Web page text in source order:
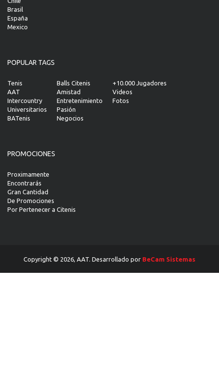
Brasil
España
Mexico
POPULAR TAGS
Tenis
AAT
Intercountry
Universitarios
BATenis
Balls Citenis
Amistad
Entretenimiento
Pasión
Negocios
+10.000 Jugadores
Videos
Fotos
PROMOCIONES
Proximamente
Encontrarás
Gran Cantidad
De Promociones
Por Pertenecer a Citenis
Copyright © 2026, AAT. Desarrollado por BeCam Sistemas